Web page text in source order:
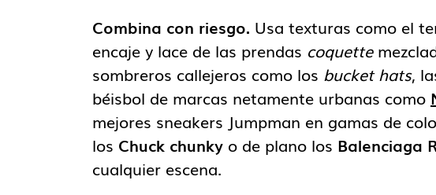
Combina con riesgo. Usa texturas como el
encaje y lace de las prendas coquette
sombreros callejeros como los bucket hats,
béisbol de marcas netamente urbanas como
mejores sneakers Jumpman en gamas de
los Chuck chunky o de plano los Balenciaga
cualquier escena.